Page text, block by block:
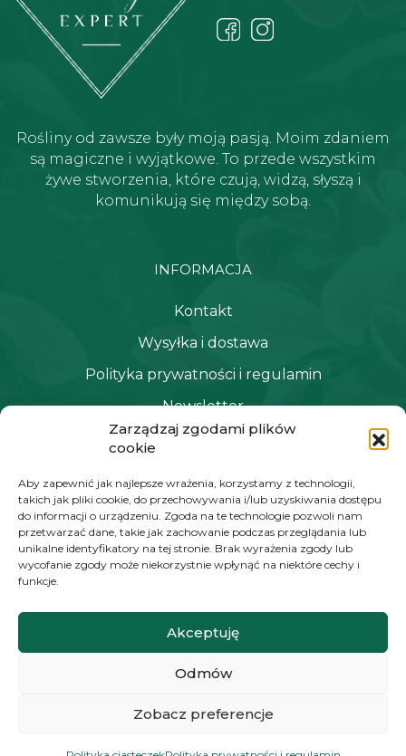
Zarządzaj zgodami plików
cookie
Aby zapewnić jak najlepsze wrażenia, korzystamy z technologii,
takich jak pliki cookie, do przechowywania i/lub uzyskiwania dostępu
do informacji o urządzeniu. Zgoda na te technologie pozwoli nam
przetwarzać dane, takie jak zachowanie podczas przeglądania lub
unikalne identyfikatory na tej stronie. Brak wyrażenia zgody lub
wycofanie zgody może niekorzystnie wpłynąć na niektóre cechy i
funkcje.
Akceptuję
Odmów
Zobacz preferencje
Rośliny od zawsze były moją pasją. Moim zdaniem
są magiczne i wyjątkowe. To przede wszystkim
żywe stworzenia, które czują, widzą, słyszą i
komunikują się między sobą.
INFORMACJA
Kontakt
Wysyłka i dostawa
Polityka prywatności i regulamin
Newsletter
Moje konto
Koszyk
Moje zamówienia
KONTAKT
+48 572 784 930
kontakt@zielonyexpert.pl